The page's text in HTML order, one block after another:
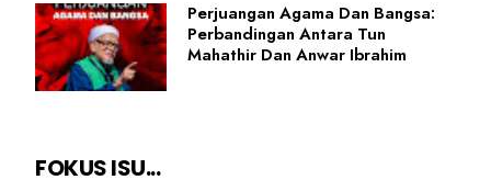
Perjuangan Agama Dan Bangsa:
Perbandingan Antara Tun
Mahathir Dan Anwar Ibrahim
FOKUS ISU...